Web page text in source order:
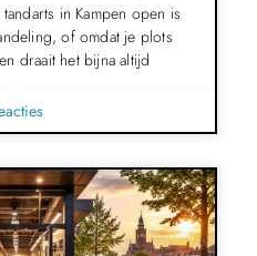
in Kampen open is
of omdat je plots
draait het bijna altijd